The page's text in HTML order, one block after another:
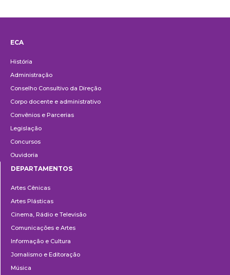
ECA
História
Administração
Conselho Consultivo da Direção
Corpo docente e administrativo
Convênios e Parcerias
Legislação
Concursos
Ouvidoria
DEPARTAMENTOS
Artes Cênicas
Artes Plásticas
Cinema, Rádio e Televisão
Comunicações e Artes
Informação e Cultura
Jornalismo e Editoração
Música